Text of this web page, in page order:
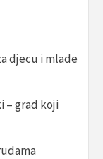
djecu i mlade
– grad koji